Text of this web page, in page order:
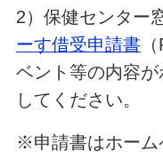
2）保健センター
ーす借受申請書（
ベント等の内容
してください。
※申請書はホーム